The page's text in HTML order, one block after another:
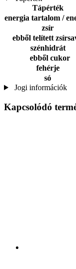
Tápérték
energia tartalom /
zsír
ebből telített
szénhidrát
ebből cukor
fehérje
só
Jogi információk
Kapcsolódó